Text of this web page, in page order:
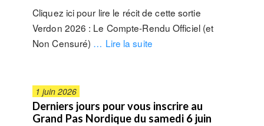
Cliquez ici pour lire le récit de cette sortie
Verdon 2026 : Le Compte-Rendu Officiel (et
Non Censuré) … Lire la suite
1 juin 2026
Derniers jours pour vous inscrire au
Grand Pas Nordique du samedi 6 juin